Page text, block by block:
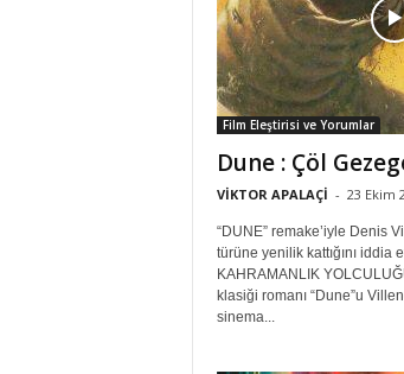
Film Eleştirisi ve Yorumlar
Dune : Çöl
VİKTOR APALAÇİ - 23 Ekim
“DUNE” remake’iyle Denis
türüne yenilik kattığını iddia
KAHRAMANLIK
klasiği romanı “Dune”u
sinema...